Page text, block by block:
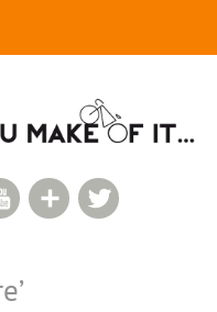
Google+
YouTube
’